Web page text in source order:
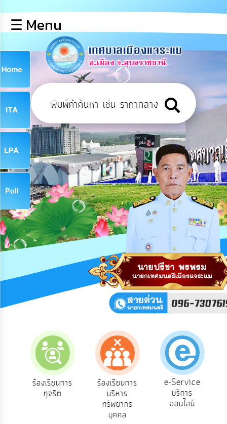
หลัก
ข้อมูล
พื้น
ฐาน
บุคลากร
ข่าว
ประชาสัมพันธ์
การ
เผย
ข้อมูล
สาธารณะ
OIT
การ
ปฏิสัมพันธ์
ฟัง
ความ
แผน
ยุทธศาสตร์/
พัฒนา
☰ Menu
ร้องเรียนการ
ทุจริต
ร้องเรียนการ
บริหาร
ทรัพยากร
บุคคล
e-Service
บริการ
ออนไลน์